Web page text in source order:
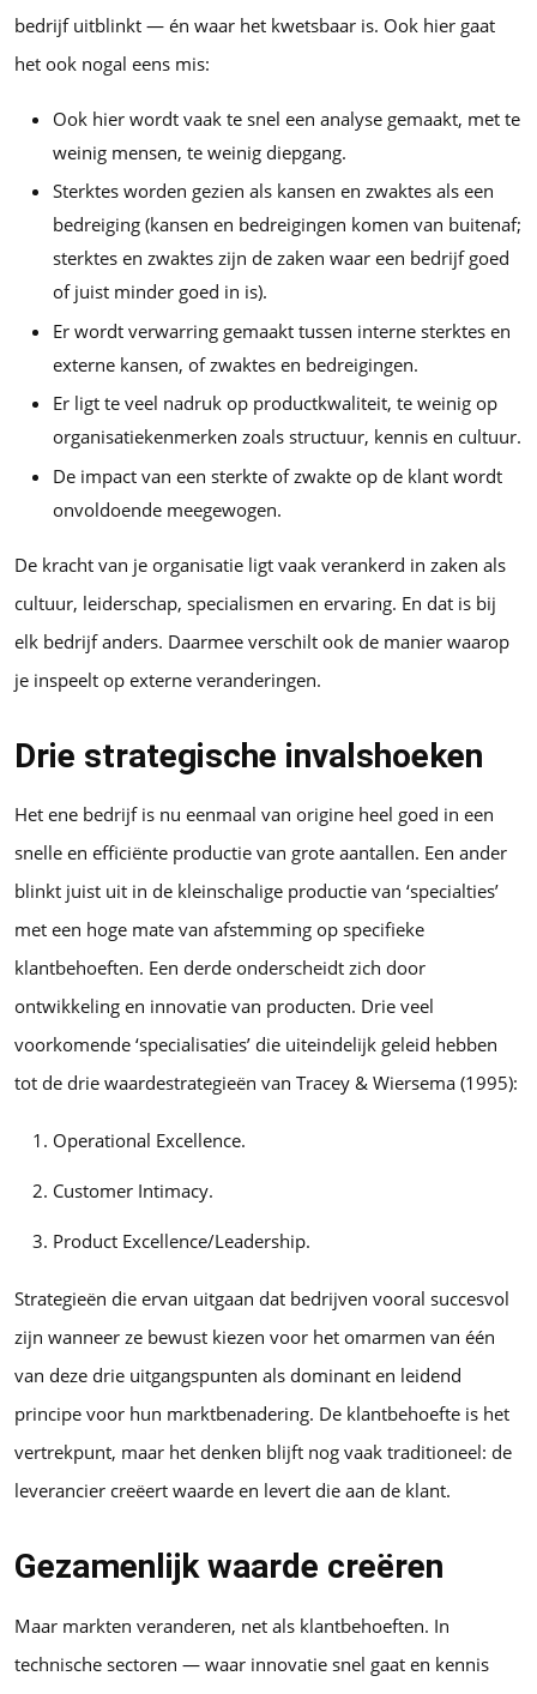
bedrijf uitblinkt — én waar het kwetsbaar is. Ook hier gaat
het ook nogal eens mis:
Ook hier wordt vaak te snel een analyse gemaakt, met te
weinig mensen, te weinig diepgang.
Sterktes worden gezien als kansen en zwaktes als een
bedreiging (kansen en bedreigingen komen van buitenaf;
sterktes en zwaktes zijn de zaken waar een bedrijf goed
of juist minder goed in is).
Er wordt verwarring gemaakt tussen interne sterktes en
externe kansen, of zwaktes en bedreigingen.
Er ligt te veel nadruk op productkwaliteit, te weinig op
organisatiekenmerken zoals structuur, kennis en cultuur.
De impact van een sterkte of zwakte op de klant wordt
onvoldoende meegewogen.
De kracht van je organisatie ligt vaak verankerd in zaken als
cultuur, leiderschap, specialismen en ervaring. En dat is bij
elk bedrijf anders. Daarmee verschilt ook de manier waarop
je inspeelt op externe veranderingen.
Drie strategische invalshoeken
Het ene bedrijf is nu eenmaal van origine heel goed in een
snelle en efficiënte productie van grote aantallen. Een ander
blinkt juist uit in de kleinschalige productie van ‘specialties’
met een hoge mate van afstemming op specifieke
klantbehoeften. Een derde onderscheidt zich door
ontwikkeling en innovatie van producten. Drie veel
voorkomende ‘specialisaties’ die uiteindelijk geleid hebben
tot de drie waardestrategieën van Tracey & Wiersema (1995):
Operational Excellence.
Customer Intimacy.
Product Excellence/Leadership.
Strategieën die ervan uitgaan dat bedrijven vooral succesvol
zijn wanneer ze bewust kiezen voor het omarmen van één
van deze drie uitgangspunten als dominant en leidend
principe voor hun marktbenadering. De klantbehoefte is het
vertrekpunt, maar het denken blijft nog vaak traditioneel: de
leverancier creëert waarde en levert die aan de klant.
Gezamenlijk waarde creëren
Maar markten veranderen, net als klantbehoeften. In
technische sectoren — waar innovatie snel gaat en kennis